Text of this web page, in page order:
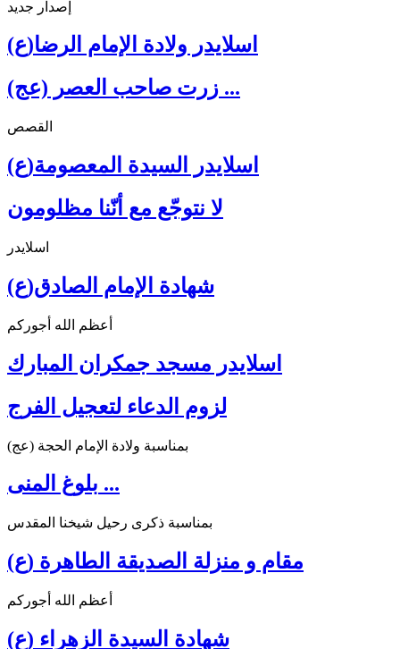
إصدار جديد
اسلايدر ولادة الإمام الرضا(ع)
زرت صاحب العصر (عج) ...
القصص
اسلايدر السيدة المعصومة(ع)
لا نتوجّع مع أنّنا مظلومون
اسلايدر
شهادة الإمام الصادق(ع)
أعظم الله أجوركم
اسلايدر مسجد جمكران المبارك
لزوم الدعاء لتعجيل الفرج
بمناسبة ولادة الإمام الحجة (عج)
بلوغ المنى ...
بمناسبة ذكرى رحيل شيخنا المقدس
مقام و منزلة الصديقة الطاهرة (ع)
أعظم الله أجوركم
شهادة السيدة الزهراء (ع)